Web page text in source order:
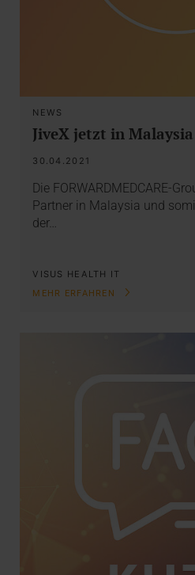
NEWS
JiveX jetzt in Malaysia
30.04.2021
Die FORWARDMEDCARE-
Partner in Malaysia und
der…
VISUS HEALTH IT
MEHR ERFAHREN